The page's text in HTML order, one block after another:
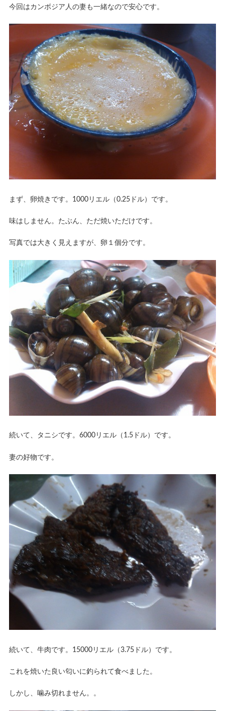
今回はカンボジア人の妻も一緒なので安心です。
まず、卵焼きです。1000リエル（0.25ドル）です。
味はしません。たぶん、ただ焼いただけです。
写真では大きく見えますが、卵１個分です。
続いて、タニシです。6000リエル（1.5ドル）です。
妻の好物です。
続いて、牛肉です。15000リエル（3.75ドル）です。
これを焼いた良い匂いに釣られて食べました。
しかし、噛み切れません。。